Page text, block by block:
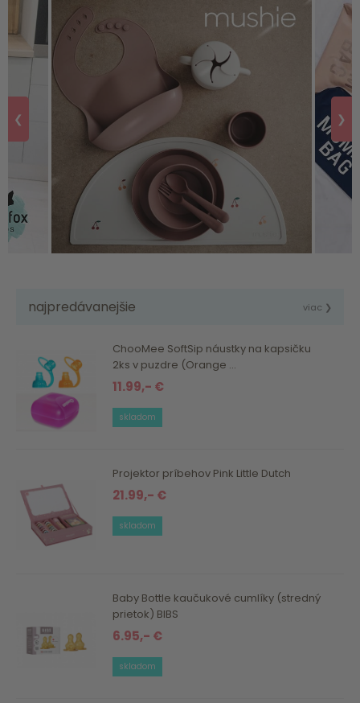
❮ ❯
najpredávanejšie viac ❯
ChooMee SoftSip náustky na kapsičku
2ks v puzdre (Orange ...
11.99,- €
skladom
Projektor príbehov Pink Little Dutch
21.99,- €
skladom
Baby Bottle kaučukové cumlíky (stredný
prietok) BIBS
6.95,- €
skladom